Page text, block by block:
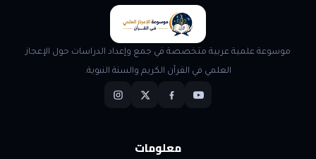
موسوعة علمية عربية متخصصة في جمع وإعداد الدراسات حول الإعجاز
العلمي في القرآن الكريم والسنة النبوية.
معلومات